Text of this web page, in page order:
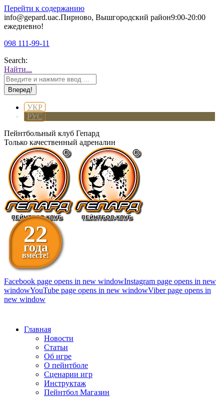
Перейти к содержанию
info@gepard.uaс.Пирново, Вышгородский район9:00-20:00
ежедневно!
098 111-99-11
Search:
Найти...
УКР
РУС
Пейнтбольный клуб Гепард
Только качественный адреналин
22
года
вместе!
Facebook page opens in new windowInstagram page opens in new
windowYouTube page opens in new windowViber page opens in
new window
Главная
Новости
Статьи
Об игре
О пейнтболе
Сценарии игр
Инструктаж
Пейнтбол Магазин